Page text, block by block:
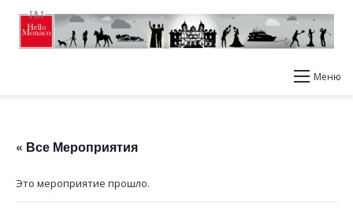
Меню
« Все Мероприятия
Это мероприятие прошло.